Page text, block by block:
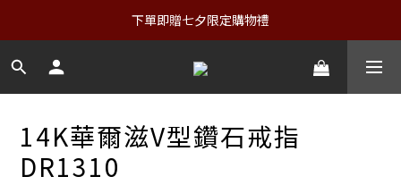
下單即贈七夕限定購物禮
14K華爾滋V型鑽石戒指
DR1310